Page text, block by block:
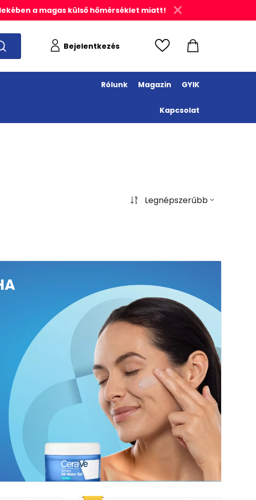
a magas külső hőmérséklet miatt!
Bejelentkezés
Rólunk Magazin GYIK
Kapcsolat
Legnépszerűbb